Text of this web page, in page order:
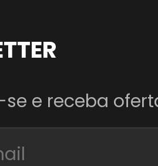
e receba